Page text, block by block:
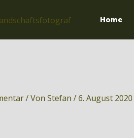
Home
/ Von Stefan /6. August 2020